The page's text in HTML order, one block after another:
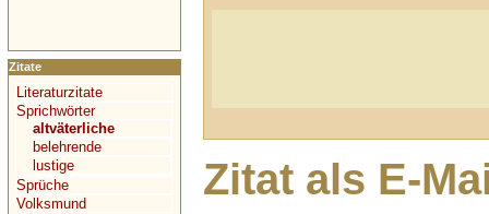
Zitat als E-
Zitate
Literaturzitate
Sprichwörter
altväterliche
belehrende
lustige
Sprüche
Volksmund